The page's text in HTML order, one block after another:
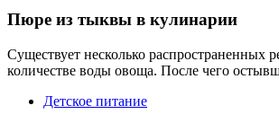
Пюре из тыквы в кулинарии
Существует несколько распространенных
количестве воды овоща. После чего
Детское питание